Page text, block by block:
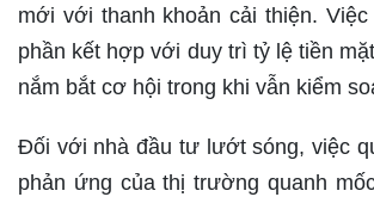
mới với thanh khoản cải thiện.
phần kết hợp với duy trì tỷ lệ tiền
nắm bắt cơ hội trong khi vẫn kiểm
Đối với nhà đầu tư lướt sóng, việc
phản ứng của thị trường quanh